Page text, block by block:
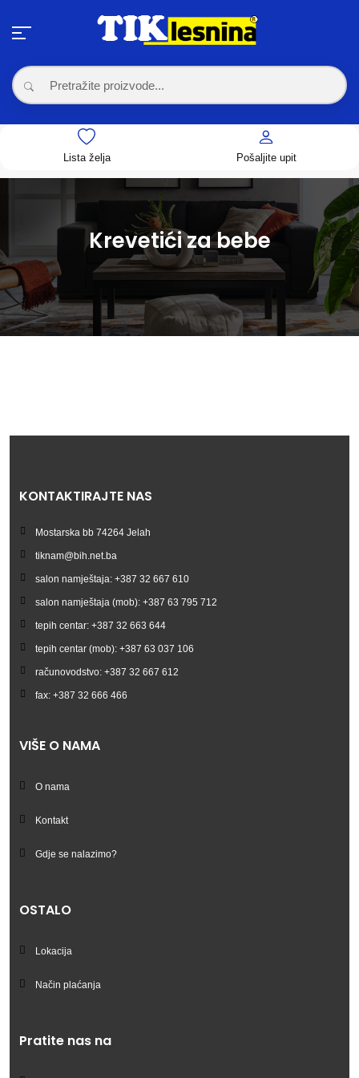
Lista želja Pošaljite upit
Krevetići za bebe
KONTAKTIRAJTE NAS
Mostarska bb 74264 Jelah
tiknam@bih.net.ba
salon namještaja: +387 32 667 610
salon namještaja (mob): +387 63 795 712
tepih centar: +387 32 663 644
tepih centar (mob): +387 63 037 106
računovodstvo: +387 32 667 612
fax: +387 32 666 466
VIŠE O NAMA
O nama
Kontakt
Gdje se nalazimo?
OSTALO
Lokacija
Način plaćanja
Pratite nas na